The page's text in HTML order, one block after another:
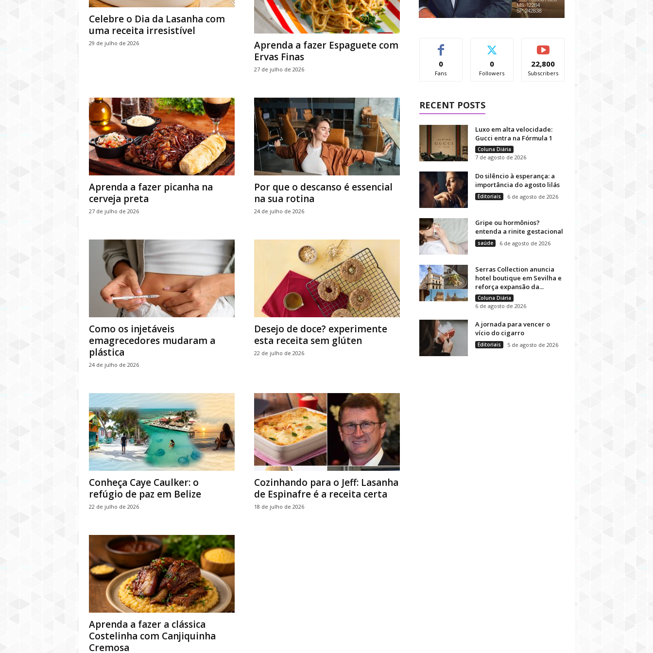
Celebre o Dia da Lasanha com
uma receita irresistível
29 de julho de 2026
Aprenda a fazer Espaguete com
Ervas Finas
27 de julho de 2026
Aprenda a fazer picanha na
cerveja preta
27 de julho de 2026
Por que o descanso é essencial
na sua rotina
24 de julho de 2026
Como os injetáveis
emagrecedores mudaram a
plástica
24 de julho de 2026
Desejo de doce? experimente
esta receita sem glúten
22 de julho de 2026
Conheça Caye Caulker: o
refúgio de paz em Belize
22 de julho de 2026
Cozinhando para o Jeff: Lasanha
de Espinafre é a receita certa
18 de julho de 2026
Aprenda a fazer a clássica
Costelinha com Canjiquinha
Cremosa
0
Fans
0
Followers
22,800
Subscribers
RECENT POSTS
Luxo em alta velocidade:
Gucci entra na Fórmula 1
Coluna Diária
7 de agosto de 2026
Do silêncio à esperança: a
importância do agosto lilás
Editoriais 6 de agosto de 2026
Gripe ou hormônios?
entenda a rinite gestacional
saúde 6 de agosto de 2026
Serras Collection anuncia
hotel boutique em Sevilha e
reforça expansão da...
Coluna Diária
6 de agosto de 2026
A jornada para vencer o
vício do cigarro
Editoriais 5 de agosto de 2026